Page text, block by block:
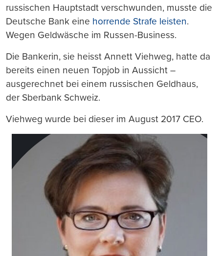
russischen Hauptstadt verschwunden, musste die
Deutsche Bank eine horrende Strafe leisten.
Wegen Geldwäsche im Russen-Business.
Die Bankerin, sie heisst Annett Viehweg, hatte da
bereits einen neuen Topjob in Aussicht –
ausgerechnet bei einem russischen Geldhaus,
der Sberbank Schweiz.
Viehweg wurde bei dieser im August 2017 CEO.